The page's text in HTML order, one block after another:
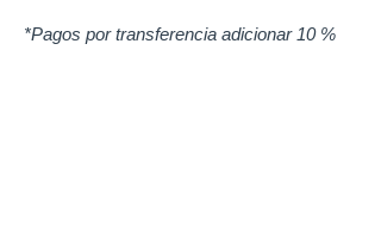
*Pagos por transferencia adicionar 10 %